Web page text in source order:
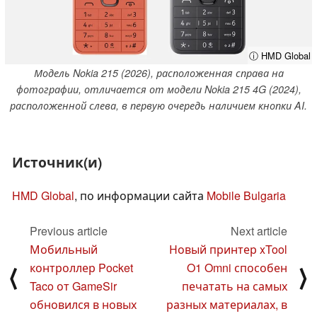
ⓘ HMD Global
Модель Nokia 215 (2026), расположенная справа на
фотографии, отличается от модели Nokia 215 4G (2024),
расположенной слева, в первую очередь наличием кнопки AI.
Источник(и)
HMD Global, по информации сайта Mobile Bulgaria
⟨
Previous article
Мобильный
контроллер Pocket
Taco от GameSir
обновился в новых
Next article
Новый принтер xTool
O1 Omni способен
печатать на самых
разных материалах, в
⟩